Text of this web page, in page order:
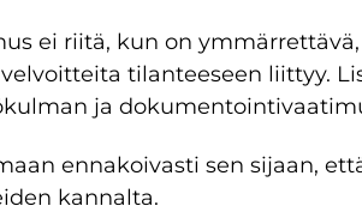
ei riitä, kun on
tilanteeseen liittyy.
ja
ennakoivasti sen sijaan,
kannalta.